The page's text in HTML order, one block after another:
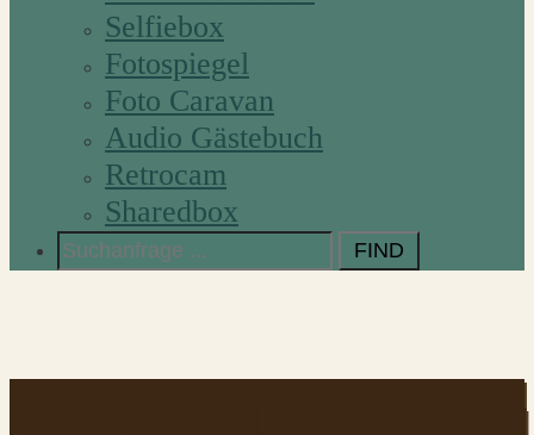
Selfiebox
Fotospiegel
Foto Caravan
Audio Gästebuch
Retrocam
Sharedbox
Search
for: